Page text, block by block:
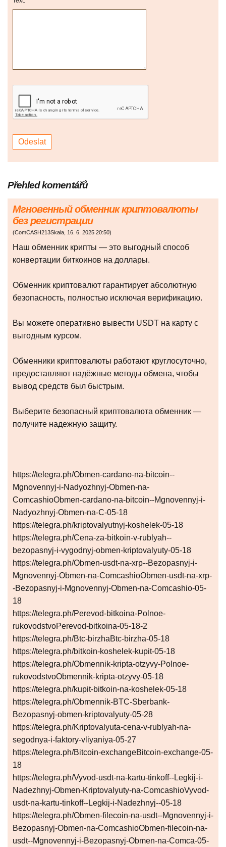
Přehled komentářů
Мгновенный обменник криптовалюты
без регистрации
(ComCASH213Skala, 16. 6. 2025 20:50)
Наш обменник крипты — это выгодный способ
конвертации биткоинов на доллары.
Обменник криптовалют гарантирует абсолютную
безопасность, полностью исключая верификацию.
Вы можете оперативно вывести USDT на карту с
выгодным курсом.
Обменники криптовалюты работают круглосуточно,
предоставляют надёжные методы обмена, чтобы
вывод средств был быстрым.
Выберите безопасный криптовалюта обменник —
получите надежную защиту.
https://telegra.ph/Obmen-cardano-na-bitcoin--
Mgnovennyj-i-Nadyozhnyj-Obmen-na-
ComcashioObmen-cardano-na-bitcoin--Mgnovennyj-i-
Nadyozhnyj-Obmen-na-C-05-18
https://telegra.ph/kriptovalyutnyj-koshelek-05-18
https://telegra.ph/Cena-za-bitkoin-v-rublyah--
bezopasnyj-i-vygodnyj-obmen-kriptovalyuty-05-18
https://telegra.ph/Obmen-usdt-na-xrp--Bezopasnyj-i-
Mgnovennyj-Obmen-na-ComcashioObmen-usdt-na-xrp-
-Bezopasnyj-i-Mgnovennyj-Obmen-na-Comcashio-05-
18
https://telegra.ph/Perevod-bitkoina-Polnoe-
rukovodstvoPerevod-bitkoina-05-18-2
https://telegra.ph/Btc-birzhaBtc-birzha-05-18
https://telegra.ph/bitkoin-koshelek-kupit-05-18
https://telegra.ph/Obmennik-kripta-otzyvy-Polnoe-
rukovodstvoObmennik-kripta-otzyvy-05-18
https://telegra.ph/kupit-bitkoin-na-koshelek-05-18
https://telegra.ph/Obmennik-BTC-Sberbank-
Bezopasnyj-obmen-kriptovalyuty-05-28
https://telegra.ph/Kriptovalyuta-cena-v-rublyah-na-
segodnya-i-faktory-vliyaniya-05-27
https://telegra.ph/Bitcoin-exchangeBitcoin-exchange-05-
18
https://telegra.ph/Vyvod-usdt-na-kartu-tinkoff--Legkij-i-
Nadezhnyj-Obmen-Kriptovalyuty-na-ComcashioVyvod-
usdt-na-kartu-tinkoff--Legkij-i-Nadezhnyj--05-18
https://telegra.ph/Obmen-filecoin-na-usdt--Mgnovennyj-i-
Bezopasnyj-Obmen-na-ComcashioObmen-filecoin-na-
usdt--Mgnovennyj-i-Bezopasnyj-Obmen-na-Comca-05-